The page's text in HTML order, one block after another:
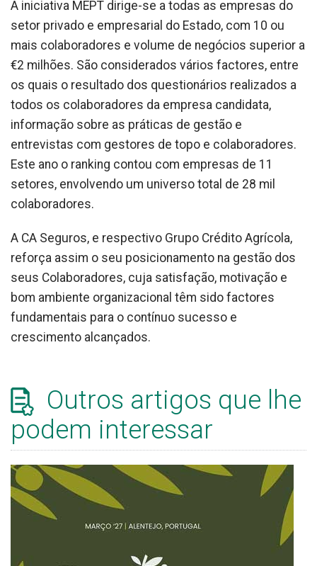
A iniciativa MEPT dirige-se a todas as empresas do
setor privado e empresarial do Estado, com 10 ou
mais colaboradores e volume de negócios superior a
€2 milhões. São considerados vários factores, entre
os quais o resultado dos questionários realizados a
todos os colaboradores da empresa candidata,
informação sobre as práticas de gestão e
entrevistas com gestores de topo e colaboradores.
Este ano o ranking contou com empresas de 11
setores, envolvendo um universo total de 28 mil
colaboradores.
A CA Seguros, e respectivo Grupo Crédito Agrícola,
reforça assim o seu posicionamento na gestão dos
seus Colaboradores, cuja satisfação, motivação e
bom ambiente organizacional têm sido factores
fundamentais para o contínuo sucesso e
crescimento alcançados.
Outros artigos que lhe
podem interessar